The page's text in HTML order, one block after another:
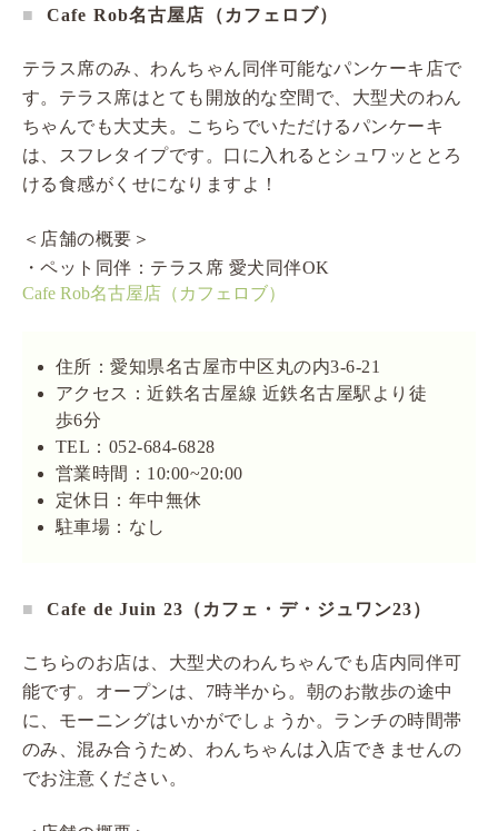
Cafe Rob名古屋店（カフェロブ）
テラス席のみ、わんちゃん同伴可能なパンケーキ店で
す。テラス席はとても開放的な空間で、大型犬のわん
ちゃんでも大丈夫。こちらでいただけるパンケーキ
は、スフレタイプです。口に入れるとシュワッととろ
ける食感がくせになりますよ！
＜店舗の概要＞
・ペット同伴：テラス席 愛犬同伴OK
Cafe Rob名古屋店（カフェロブ）
住所：愛知県名古屋市中区丸の内3-6-21
アクセス：近鉄名古屋線 近鉄名古屋駅より徒
歩6分
TEL：052-684-6828
営業時間：10:00~20:00
定休日：年中無休
駐車場：なし
Cafe de Juin 23（カフェ・デ・ジュワン23）
こちらのお店は、大型犬のわんちゃんでも店内同伴可
能です。オープンは、7時半から。朝のお散歩の途中
に、モーニングはいかがでしょうか。ランチの時間帯
のみ、混み合うため、わんちゃんは入店できませんの
でお注意ください。